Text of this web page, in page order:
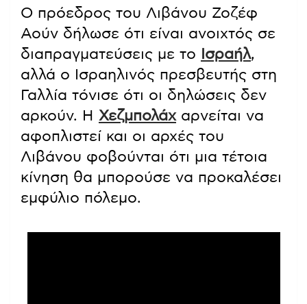
Ο πρόεδρος του Λιβάνου Ζοζέφ
Αούν δήλωσε ότι είναι ανοιχτός σε
διαπραγματεύσεις με το
Ισραήλ,
αλλά ο Ισραηλινός πρεσβευτής στη
Γαλλία τόνισε ότι οι δηλώσεις δεν
αρκούν. Η Χεζμπολάχαρνείται να
αφοπλιστεί και οι αρχές του
Λιβάνου φοβούνται ότι μια τέτοια
κίνηση θα μπορούσε να προκαλέσει
εμφύλιο πόλεμο.